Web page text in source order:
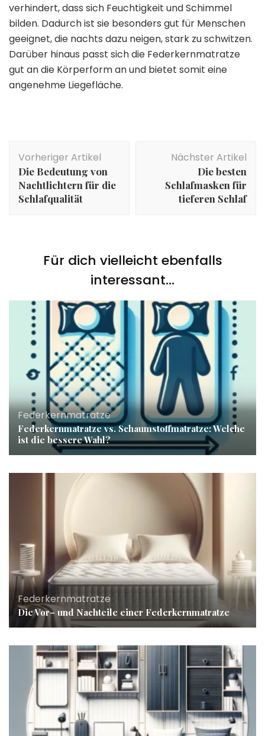
verhindert, dass sich Feuchtigkeit und Schimmel
bilden. Dadurch ist sie besonders gut für Menschen
geeignet, die nachts dazu neigen, stark zu schwitzen.
Darüber hinaus passt sich die Federkernmatratze
gut an die Körperform an und bietet somit eine
angenehme Liegefläche.
Vorheriger Artikel
Die Bedeutung von
Nachtlichtern für die
Schlafqualität
Nächster Artikel
Die besten
Schlafmasken für
tieferen Schlaf
Für dich vielleicht ebenfalls
interessant...
Federkernmatratze
Federkernmatratze vs. Schaumstoffmatratze: Welche
ist die bessere Wahl?
Federkernmatratze
Die Vor– und Nachteile einer Federkernmatratze